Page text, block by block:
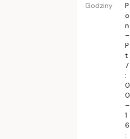
Godziny
P
o
n
–
P
t
7
:
0
0
–
1
6
: